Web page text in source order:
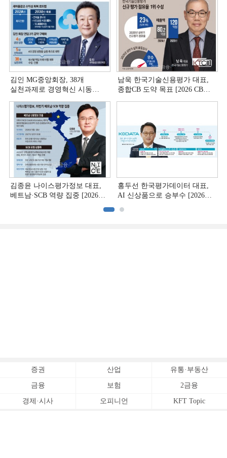
김인 MG중앙회장, 38개
실천과제로 경영혁신 시동
남욱 한국기술신용평가 대표,
종합CB 도약 목표 [2026 CB사
김종윤 나이스평가정보 대표,
베트남·SCB 역량 집중 [2026
홍두선 한국평가데이터 대표,
AI 신상품으로 승부수 [2026
증권 산업 유통·부동산
금융 보험 2금융
경제·시사 오피니언 KFT Topic